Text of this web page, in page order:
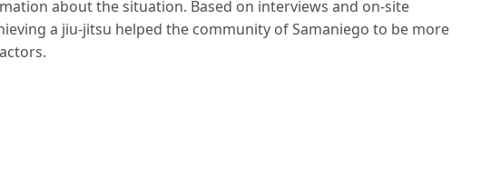
about the situation. Based on interviews and on-site
a jiu-jitsu helped the community of Samaniego to be more